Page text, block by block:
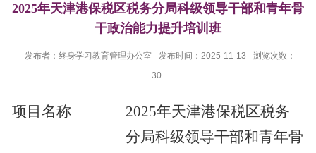
2025年天津港保税区税务分局科级领导干部和青年骨
干政治能力提升培训班
发布者：终身学习教育管理办公室 发布时间：2025-11-13
浏览次数：
30
项目名称
2025年天津港保税区税务
分局科级领导干部和青年骨